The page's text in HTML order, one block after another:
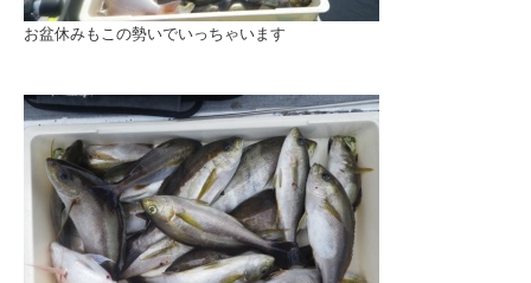
お盆休みもこの勢いでいっちゃいます